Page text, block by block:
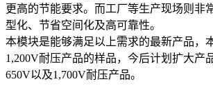
更高的节能要求。而工厂等生产现场则非
型化、节省空间化及高可靠性。
本模块是能够满足以上需求的最新产品，
1,200V耐压产品的样品，今后计划扩大产
650V以及1,700V耐压产品。